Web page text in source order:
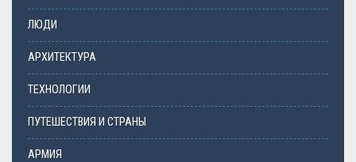
ЛЮДИ
АРХИТЕКТУРА
ТЕХНОЛОГИИ
ПУТЕШЕСТВИЯ И СТРАНЫ
АРМИЯ